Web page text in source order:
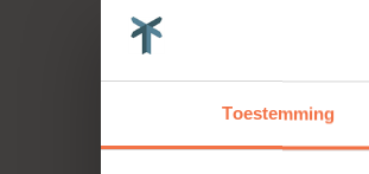
Toestemming